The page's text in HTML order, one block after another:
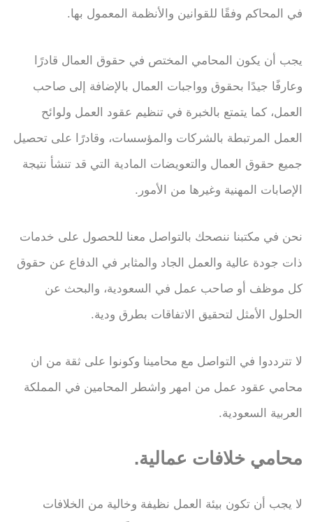
في المحاكم وفقًا للقوانين والأنظمة المعمول بها.
يجب أن يكون المحامي المختص في حقوق العمال قادرًا
وعارفًا جيدًا بحقوق وواجبات العمال بالإضافة إلى صاحب
العمل، كما يتمتع بالخبرة في تنظيم عقود العمل ولوائح
العمل المرتبطة بالشركات والمؤسسات، وقادرًا على تحصيل
جميع حقوق العمال والتعويضات المادية التي قد تنشأ نتيجة
الإصابات المهنية وغيرها من الأمور.
نحن في مكتبنا ننصحك بالتواصل معنا للحصول على خدمات
ذات جودة عالية والعمل الجاد والمثابر في الدفاع عن حقوق
كل موظف أو صاحب عمل في السعودية، والبحث عن
الحلول الأمثل لتحقيق الاتفاقات بطرق ودية.
لا تترددوا في التواصل مع محامينا وكونوا على ثقة من ان
محامي عقود عمل من امهر واشطر المحامين في المملكة
العربية السعودية.
محامي خلافات عمالية.
لا يجب أن تكون بيئة العمل نظيفة وخالية من الخلافات